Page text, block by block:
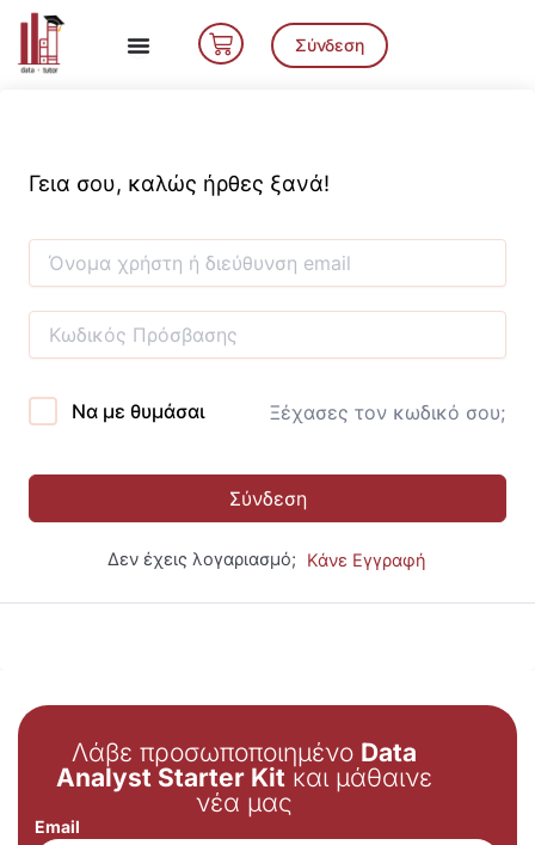
Μετάβαση
περιεχόμενο
Cart Σύνδεση
Γεια σου, καλώς ήρθες ξανά!
Να με θυμάσαι Ξέχασες τον κωδικό σου;
Σύνδεση
Δεν έχεις λογαριασμό; Κάνε Εγγραφή
Λάβε προσωποποιημένο Data
Analyst Starter Kit και μάθαινε
νέα μας
Email